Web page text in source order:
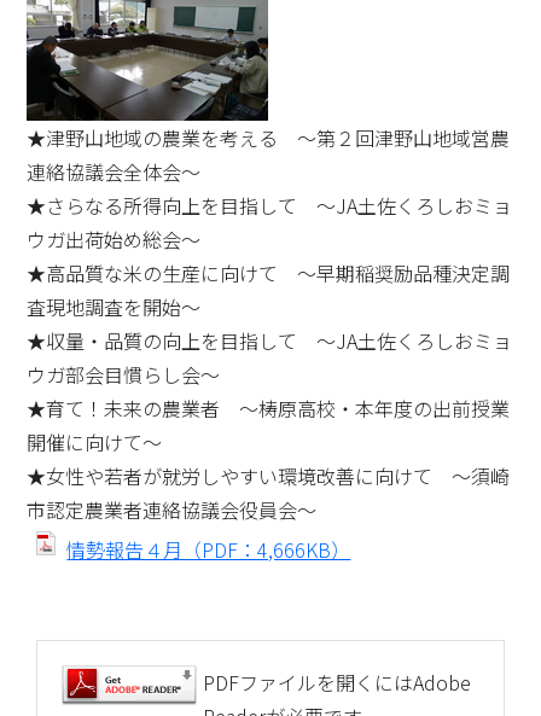
★津野山地域の農業を考える ～第２回津野山地域営農
連絡協議会全体会～
★さらなる所得向上を目指して ～JA土佐くろしおミョ
ウガ出荷始め総会～
★高品質な米の生産に向けて ～早期稲奨励品種決定調
査現地調査を開始～
★収量・品質の向上を目指して ～JA土佐くろしおミョ
ウガ部会目慣らし会～
★育て！未来の農業者 ～梼原高校・本年度の出前授業
開催に向けて～
★女性や若者が就労しやすい環境改善に向けて ～須崎
市認定農業者連絡協議会役員会～
情勢報告４月（PDF：4,666KB）
PDFファイルを開くにはAdobe